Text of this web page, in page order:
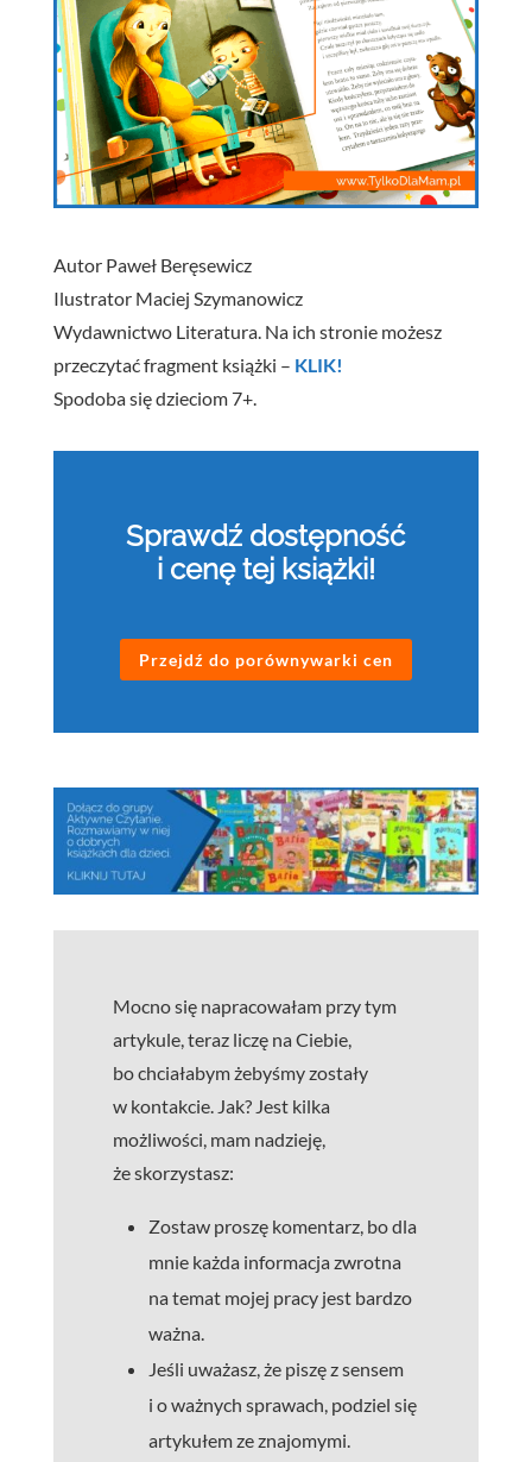
Autor Paweł Beręsewicz
Ilustrator Maciej Szymanowicz
Wydawnictwo Literatura. Na ich stronie możesz
przeczytać fragment książki – KLIK!
Spodoba się dzieciom 7+.
Sprawdź dostępność
i cenę tej książki!
Przejdź do porównywarki cen
Mocno się napracowałam przy tym
artykule, teraz liczę na Ciebie,
bo chciałabym żebyśmy zostały
w kontakcie. Jak? Jest kilka
możliwości, mam nadzieję,
że skorzystasz:
Zostaw proszę komentarz, bo dla
mnie każda informacja zwrotna
na temat mojej pracy jest bardzo
ważna.
Jeśli uważasz, że piszę z sensem
i o ważnych sprawach, podziel się
artykułem ze znajomymi.